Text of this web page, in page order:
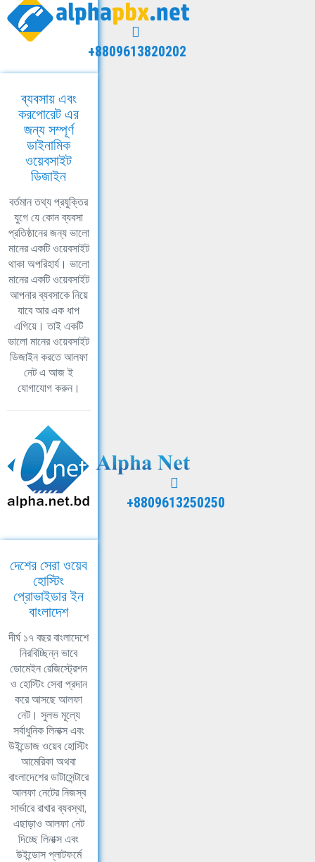
+8809613820202
ব্যবসায় এবং
করপোরেট এর
জন্য সম্পূর্ণ
ডাইনামিক
ওয়েবসাইট
ডিজাইন
বর্তমান তথ্য প্রযুক্তির
যুগে যে কোন ব্যবসা
প্রতিষ্ঠানের জন্য ভালো
মানের একটি ওয়েবসাইট
থাকা অপরিহার্য। ভালো
মানের একটি ওয়েবসাইট
আপনার ব্যবসাকে নিয়ে
যাবে আর এক ধাপ
এগিয়ে। তাই একটি
ভালো মানের ওয়েবসাইট
ডিজাইন করতে আলফা
নেট এ আজ ই
যোগাযোগ করুন।
+8809613250250
দেশের সেরা ওয়েব
হোস্টিং
প্রোভাইডার ইন
বাংলাদেশ
দীর্ঘ ১৭ বছর বাংলাদেশে
নিরবিচ্ছিন্ন ভাবে
ডোমেইন রেজিস্ট্রেশন
ও হোস্টিং সেবা প্রদান
করে আসছে আলফা
নেট। সুলভ মূল্যে
সর্বাধুনিক লিনাক্স এবং
উইন্ডোজ ওয়েব হোস্টিং
আমেরিকা অথবা
বাংলাদেশের ডাটাসেন্টারে
আলফা নেটের নিজস্ব
সার্ভারে রাখার ব্যবস্থা,
এছাড়াও আলফা নেট
দিচ্ছে লিনাক্স এবং
উইন্ডোস প্লাটফর্মে